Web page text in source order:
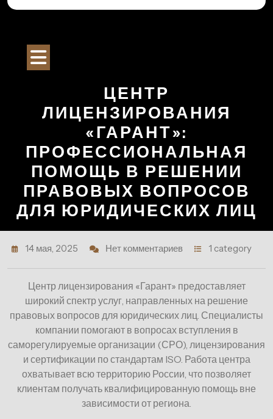
Перейти
ОткрытьЦЕНТР
ЛИЦЕНЗИРОВАНИЯ
«ГАРАНТ»:
ПРОФЕССИОНАЛЬНАЯ
ПОМОЩЬ В РЕШЕНИИ
ПРАВОВЫХ ВОПРОСОВ
ДЛЯ ЮРИДИЧЕСКИХ ЛИЦ
14 мая, 2025 Нет комментариев 1 category
Центр лицензирования «Гарант» предоставляет
широкий спектр услуг, направленных на решение
правовых вопросов для юридических лиц. Специалисты
компании помогают в вопросах вступления в
саморегулируемые организации (СРО), лицензирования
и сертификации по стандартам ISO. Работа центра
охватывает всю территорию России, что позволяет
клиентам получать квалифицированную помощь вне
зависимости от региона.